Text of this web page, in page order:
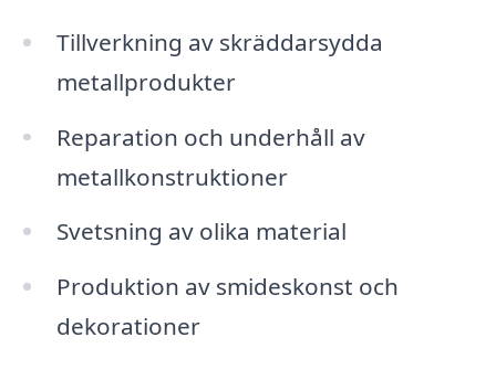
Tillverkning av skräddarsydda
metallprodukter
Reparation och underhåll av
metallkonstruktioner
Svetsning av olika material
Produktion av smideskonst och
dekorationer